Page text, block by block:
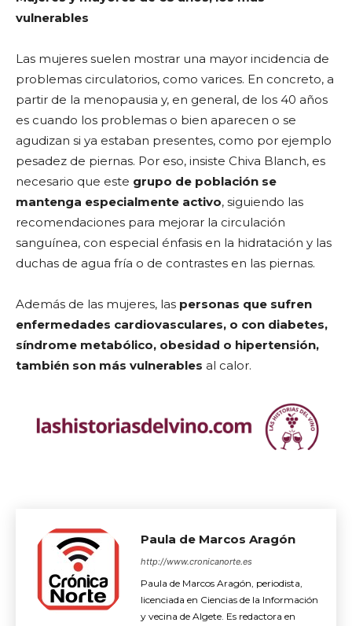
vulnerables
Las mujeres suelen mostrar una mayor incidencia de
problemas circulatorios, como varices. En concreto, a
partir de la menopausia y, en general, de los 40 años
es cuando los problemas o bien aparecen o se
agudizan si ya estaban presentes, como por ejemplo
pesadez de piernas. Por eso, insiste Chiva Blanch, es
necesario que este grupo de población se
mantenga especialmente activo, siguiendo las
recomendaciones para mejorar la circulación
sanguínea, con especial énfasis en la hidratación y las
duchas de agua fría o de contrastes en las piernas.
Además de las mujeres, las personas que sufren
enfermedades cardiovasculares, o con diabetes,
síndrome metabólico, obesidad o hipertensión,
también son más vulnerables al calor.
Paula de Marcos Aragón
http://www.cronicanorte.es
Paula de Marcos Aragón, periodista,
licenciada en Ciencias de la Información
y vecina de Algete. Es redactora en